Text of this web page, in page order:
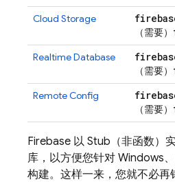
Cloud Storage
（需要）
Realtime Database
（需要）
Remote Config
（需要）
Firebase 以 Stub（非函数）
库，以方便您针对 Windows
构建。这样一来，您就不必再